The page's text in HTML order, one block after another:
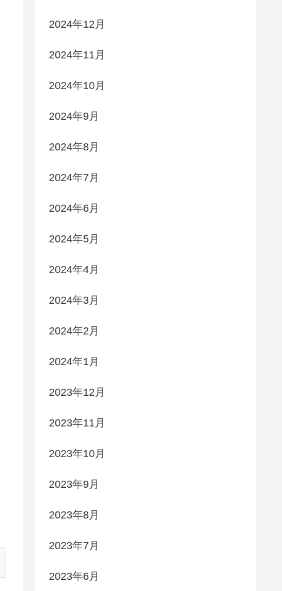
2024年12月
2024年11月
2024年10月
2024年9月
2024年8月
2024年7月
2024年6月
2024年5月
2024年4月
2024年3月
2024年2月
2024年1月
2023年12月
2023年11月
2023年10月
2023年9月
2023年8月
2023年7月
2023年6月